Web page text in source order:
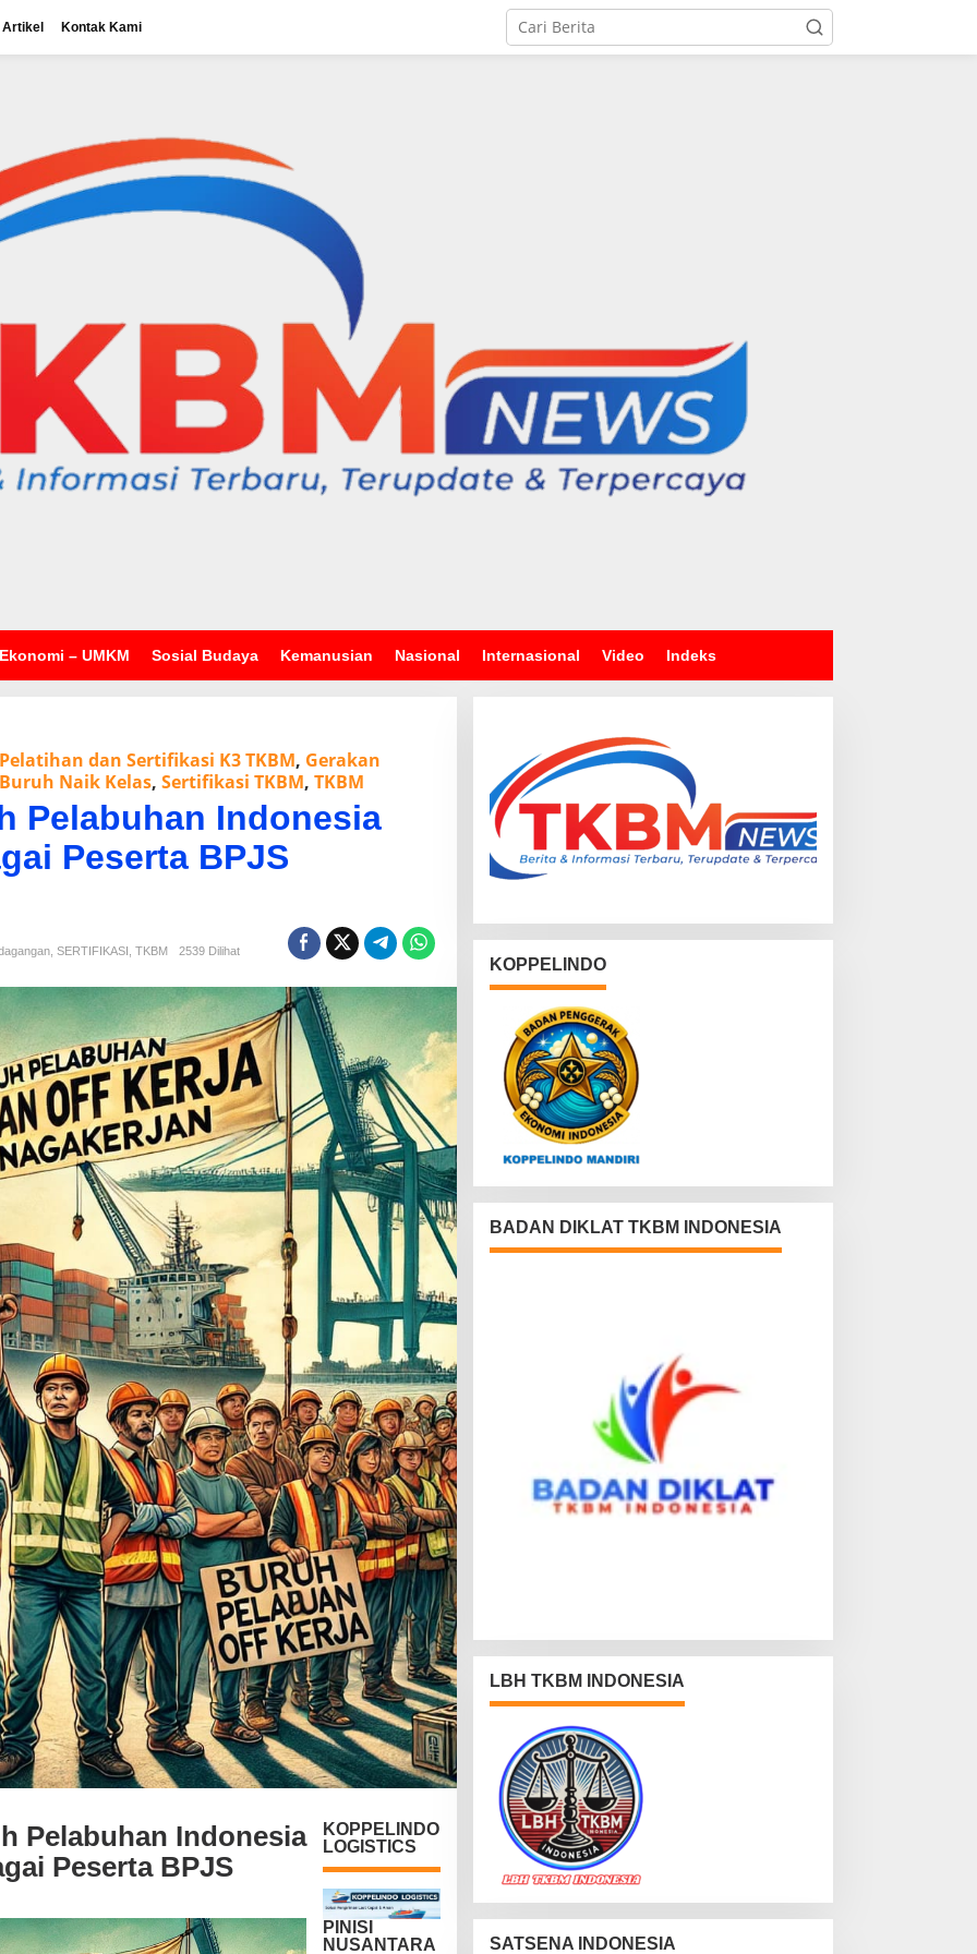
Artikel Kontak Kami
Ekonomi – UMKM Sosial Budaya Kemanusian Nasional Internasional Video Indeks
dan Sertifikasi K3 TKBM, Gerakan
Naik Kelas, Sertifikasi TKBM, TKBM
Pelabuhan Indonesia
Peserta BPJS
SERTIFIKASI TKBM 2539 Dilihat
Pelabuhan Indonesia
Peserta BPJS
KOPPELINDO
LOGISTICS
PINISI
NUSANTARA
KOPPELINDO
BADAN DIKLAT TKBM INDONESIA
LBH TKBM INDONESIA
SATSENA INDONESIA